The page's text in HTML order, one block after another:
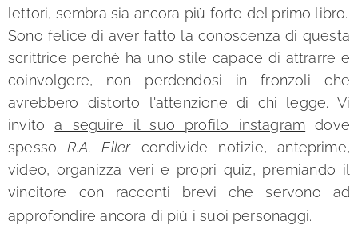
lettori, sembra sia ancora più forte del primo libro.
Sono felice di aver fatto la conoscenza di questa
scrittrice perchè ha uno stile capace di attrarre e
coinvolgere, non perdendosi in fronzoli che
avrebbero distorto l'attenzione di chi legge. Vi
invitoa seguire il suo profilo instagram dove
spessoR.A. Ellercondivide notizie, anteprime,
video, organizza veri e propri quiz, premiando il
vincitore con racconti brevi che servono ad
approfondire ancora di più i suoi personaggi.